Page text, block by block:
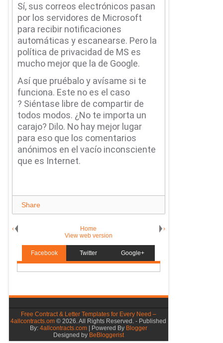
Sí, sus correos electrónicos pasan
por los servidores de Microsoft
para recibir notificaciones
automáticas y escanearse. Pero la
política de privacidad de MS es
mucho mejor que la de Google.
Así que pruébalo y avísame si te
funciona. Este no es el caso
? Siéntase libre de compartir de
todos modos. ¿No te importa un
carajo? Dilo. No hay mejor lugar
para eso que los comentarios
anónimos en el vacío inconsciente
que es Internet.
Share
‹ ›
Home
View web version
Facebook Twitter Google+
Free Contract & Letter Templates for Every Need –
4allcontracts.om ©2026. All Rights Reserved. - Published
By: 4allcontracts.com| Powered By Blogger
Designed by BeBloggerist